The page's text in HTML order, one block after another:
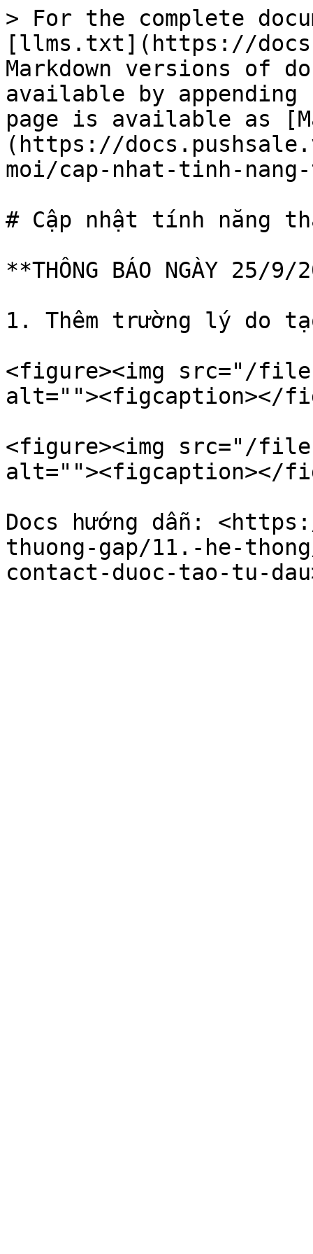
> For the complete
[llms.txt](https://
Markdown versions of
available by
page is available as
(https://
moi/cap-nhat-tinh-
# Cập nhật tính năng
**THÔNG BÁO NGÀY 25/9/
1. Thêm trường lý do
<figure><img src="/files/
alt=""><figcaption></
<figure><img src="/files/
alt=""><figcaption></
Docs hướng dẫn:
thuong-gap/11.-he-